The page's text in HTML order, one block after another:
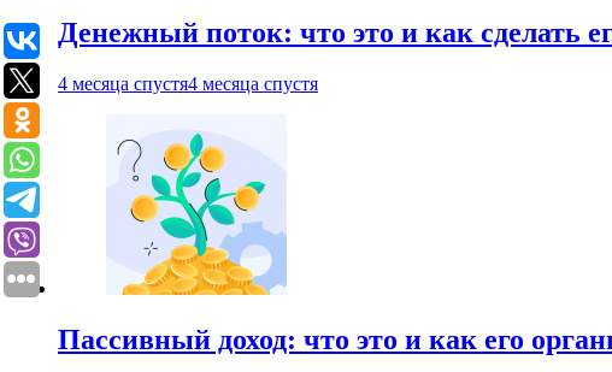
Денежный поток: что это и как сделать
4 месяца спустя4 месяца спустя
Пассивный доход: что это и как его